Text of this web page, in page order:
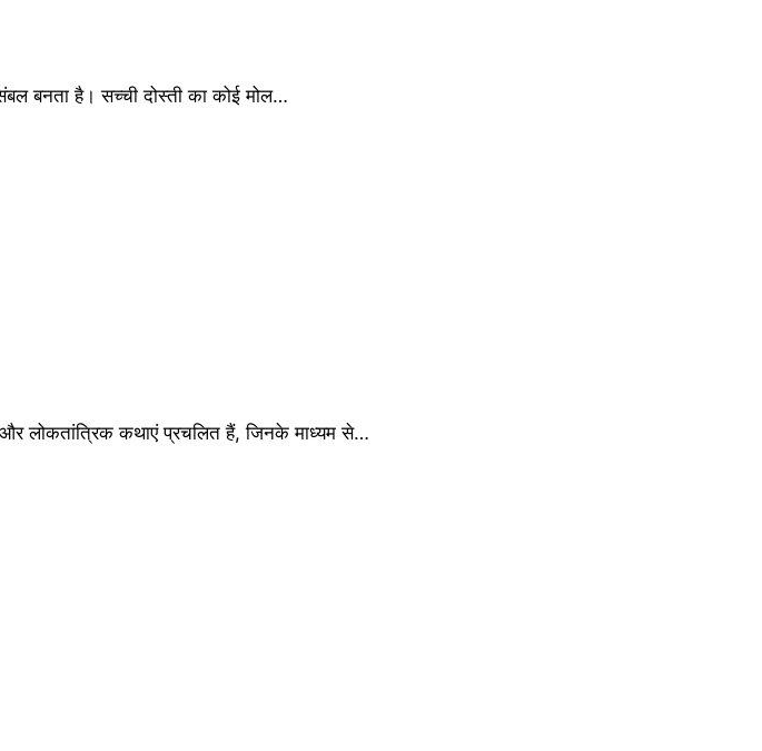
बनता है। सच्ची दोस्ती का कोई मोल…
और लोकतांत्रिक कथाएं प्रचलित हैं, जिनके माध्यम से…